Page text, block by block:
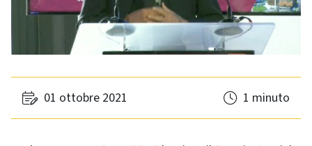
01 ottobre 2021 1 minuto